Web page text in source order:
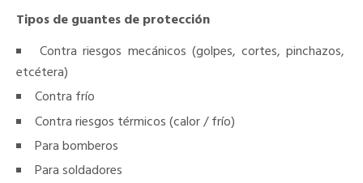
Tipos de guantes de protección
Contra riesgos mecánicos (golpes, cortes, pinchazos,
etcétera)
Contra frío
Contra riesgos térmicos (calor / frío)
Para bomberos
Para soldadores